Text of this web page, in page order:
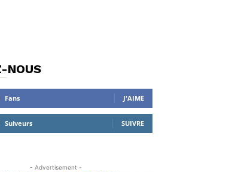
NOUS
Fans J'AIME
Suiveurs SUIVRE
- Advertisement -